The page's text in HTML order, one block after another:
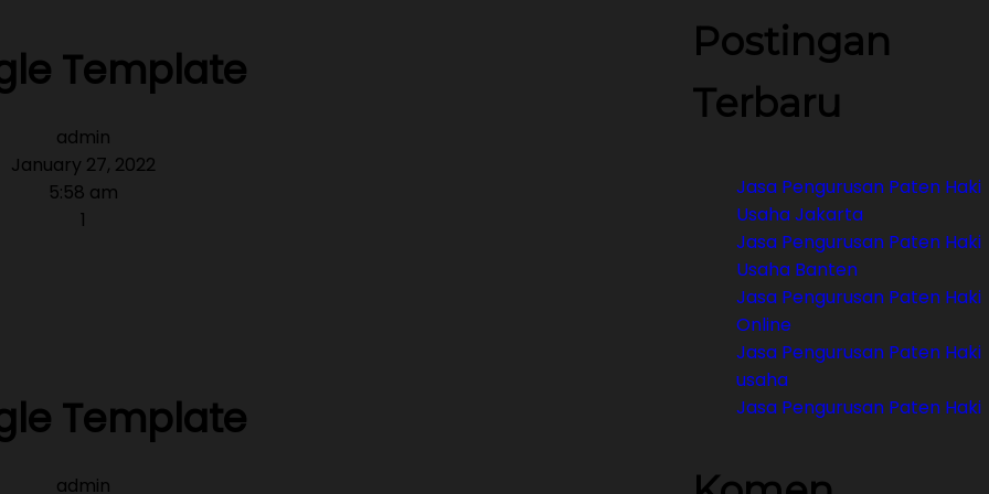
Template
admin
January 27, 2022
5:58 am
1
Template
admin
Postingan
Terbaru
Jasa Pengurusan Paten Haki
Usaha Jakarta
Jasa Pengurusan Paten Haki
Usaha Banten
Jasa Pengurusan Paten Haki
Online
Jasa Pengurusan Paten Haki
usaha
Jasa Pengurusan Paten Haki